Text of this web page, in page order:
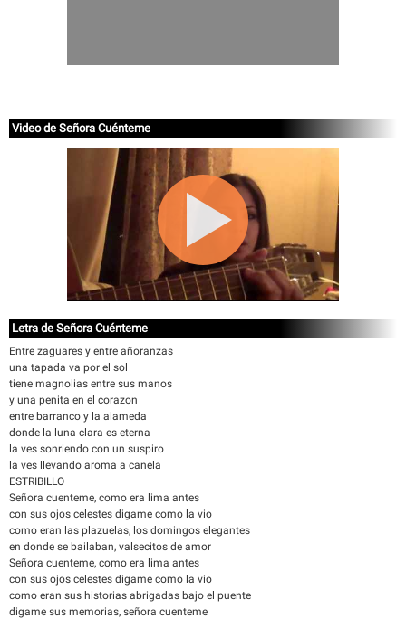
Video de Señora Cuénteme
Letra de Señora Cuénteme
Entre zaguares y entre añoranzas
una tapada va por el sol
tiene magnolias entre sus manos
y una penita en el corazon
entre barranco y la alameda
donde la luna clara es eterna
la ves sonriendo con un suspiro
la ves llevando aroma a canela
ESTRIBILLO
Señora cuenteme, como era lima antes
con sus ojos celestes digame como la vio
como eran las plazuelas, los domingos elegantes
en donde se bailaban, valsecitos de amor
Señora cuenteme, como era lima antes
con sus ojos celestes digame como la vio
como eran sus historias abrigadas bajo el puente
digame sus memorias, señora cuenteme